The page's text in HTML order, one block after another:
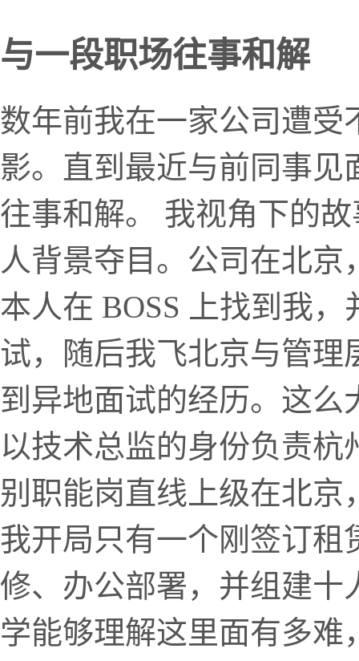
与一段职场往事和解
数年前我在一家公司遭受
影。直到最近与前同事
往事和解。 我视角下的
人背景夺目。公司在北
本人在 BOSS 上找到我
试，随后我飞北京与管
到异地面试的经历。这
以技术总监的身份负责
别职能岗直线上级在北
我开局只有一个刚签订租
修、办公部署，并组建十
学能够理解这里面有多